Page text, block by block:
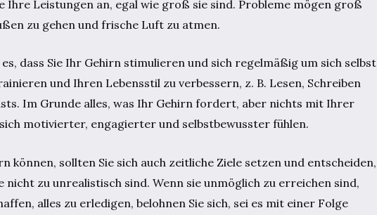
Ihre Leistungen an, egal wie groß sie sind. Probleme mögen groß
zu gehen und frische Luft zu atmen.
dass Sie Ihr Gehirn stimulieren und sich regelmäßig um sich selbst
und Ihren Lebensstil zu verbessern, z. B. Lesen, Schreiben
Im Grunde alles, was Ihr Gehirn fordert, aber nichts mit Ihrer
motivierter, engagierter und selbstbewusster fühlen.
können, sollten Sie sich auch zeitliche Ziele setzen und entscheiden,
zu unrealistisch sind. Wenn sie unmöglich zu erreichen sind,
alles zu erledigen, belohnen Sie sich, sei es mit einer Folge